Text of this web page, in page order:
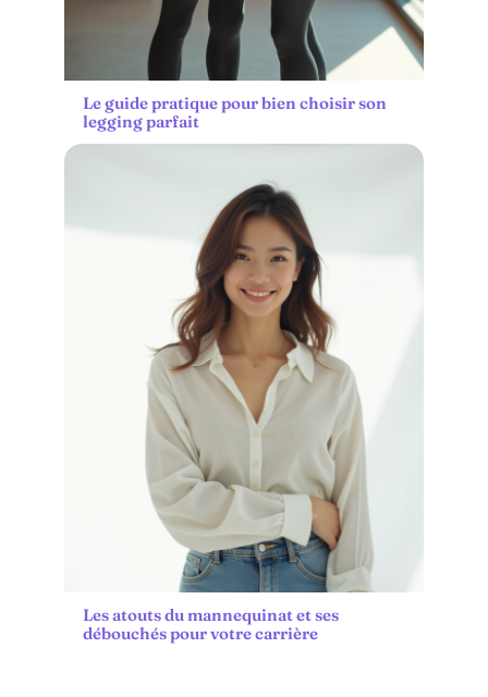
Le guide pratique pour bien choisir son
legging parfait
Les atouts du mannequinat et ses
débouchés pour votre carrière